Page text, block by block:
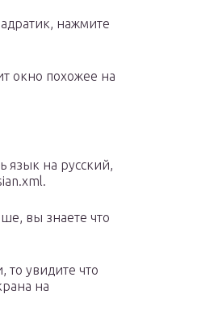
нажмите
окно похожее на
язык на русский,
вы знаете что
увидите что
на